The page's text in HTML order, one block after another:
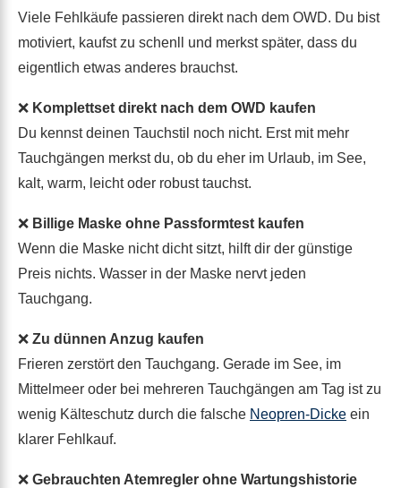
Viele Fehlkäufe passieren direkt nach dem OWD. Du bist
motiviert, kaufst zu schenll und merkst später, dass du
eigentlich etwas anderes brauchst.
❌ Komplettset direkt nach dem OWD kaufen
Du kennst deinen Tauchstil noch nicht. Erst mit mehr
Tauchgängen merkst du, ob du eher im Urlaub, im See,
kalt, warm, leicht oder robust tauchst.
❌ Billige Maske ohne Passformtest kaufen
Wenn die Maske nicht dicht sitzt, hilft dir der günstige
Preis nichts. Wasser in der Maske nervt jeden
Tauchgang.
❌ Zu dünnen Anzug kaufen
Frieren zerstört den Tauchgang. Gerade im See, im
Mittelmeer oder bei mehreren Tauchgängen am Tag ist zu
wenig Kälteschutz durch die falsche Neopren-Dicke ein
klarer Fehlkauf.
❌ Gebrauchten Atemregler ohne Wartungshistorie